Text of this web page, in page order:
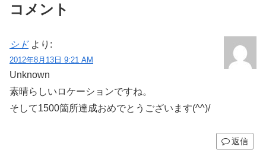
コメント
シド より:
2012年8月13日 9:21 AM
Unknown
素晴らしいロケーションですね。
そして1500箇所達成おめでとうございます(^^)/
返信